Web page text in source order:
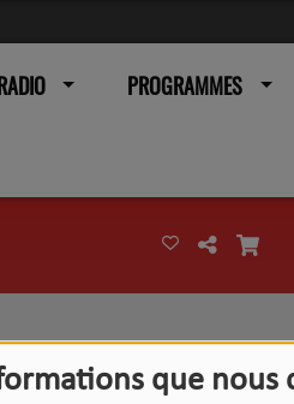
que nous
PROGRAMMES